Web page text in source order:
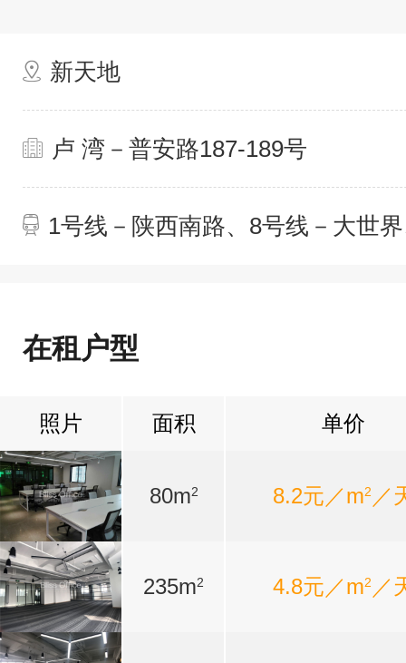
新天地
卢 湾－普安路187-189号
1号线－陕西南路、8号线－大世
在租户型
照片 面积 单价
80m2 8.2元／m2 ／
235m2 4.8元／m2 ／